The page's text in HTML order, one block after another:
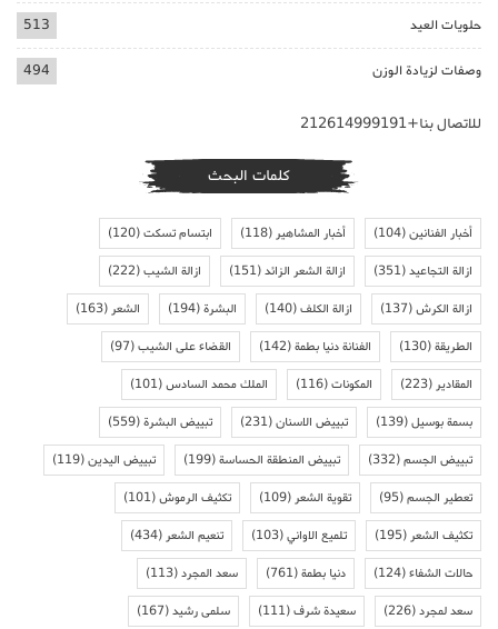
حلويات العيد 513
وصفات لزيادة الوزن 494
للاتصال بنا+212614999191
كلمات البحث
أخبار الفنانين(104) أخبار المشاهير(118) ابتسام تسكت(120)
ازالة التجاعيد(351) ازالة الشعر الزائد(151) ازالة الشيب(222)
ازالة الكرش(137) ازالة الكلف(140) البشرة(194) الشعر(163)
الطريقة(130) الفنانة دنيا بطمة(142) القضاء على الشيب(97)
المقادير(223) المكونات(116) الملك محمد السادس(101)
بسمة بوسيل(139) تبييض الاسنان(231) تبييض البشرة(559)
تبييض الجسم(332) تبييض المنطقة الحساسة(199) تبييض اليدين(119)
تعطير الجسم(95) تقوية الشعر(109) تكثيف الرموش(101)
تكثيف الشعر(195) تلميع الاواني(103) تنعيم الشعر(434)
حالات الشفاء(124) دنيا بطمة(761) سعد المجرد(113)
سعد لمجرد(226) سعيدة شرف(111) سلمى رشيد(167)